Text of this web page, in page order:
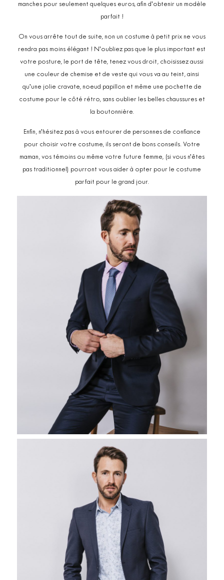
manches pour seulement quelques euros, afin d’obtenir un modèle
parfait !
On vous arrête tout de suite, non un costume à petit prix ne vous
rendra pas moins élégant ! N’oubliez pas que le plus important est
votre posture, le port de tête, tenez vous droit, choisissez aussi
une couleur de chemise et de veste qui vous va au teint, ainsi
qu’une jolie cravate, noeud papillon et même une pochette de
costume pour le côté rétro, sans oublier les belles chaussures et
la boutonnière.
Enfin, n’hésitez pas à vous entourer de personnes de confiance
pour choisir votre costume, ils seront de bons conseils. Votre
maman, vos témoins ou même votre future femme, (si vous n’êtes
pas traditionnel) pourront vous aider à opter pour le costume
parfait pour le grand jour.